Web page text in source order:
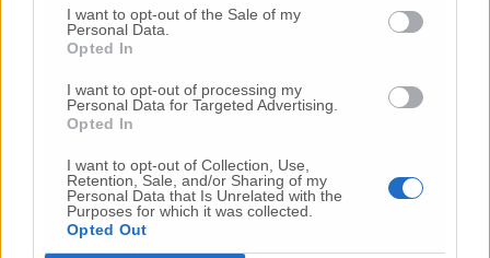
I want to opt-out of the Sale of my
Personal Data.
Opted In
I want to opt-out of processing my
Personal Data for Targeted Advertising.
Opted In
I want to opt-out of Collection, Use,
Retention, Sale, and/or Sharing of my
Personal Data that Is Unrelated with the
Purposes for which it was collected.
Opted Out
Il sindaco Damiano Bartozzi
Il sindaco di
Bartozzi, invece riporta che «a seguito
dell’estrazione dati effettuata in mattinata
sulla piattaforma Cohesion della Regione
Marche, la situazione alla data odierna sul
territorio comunale è rappresentata da 11
residenti attualmente positivi e 12 residenti
in stato di quarantena preventiva».